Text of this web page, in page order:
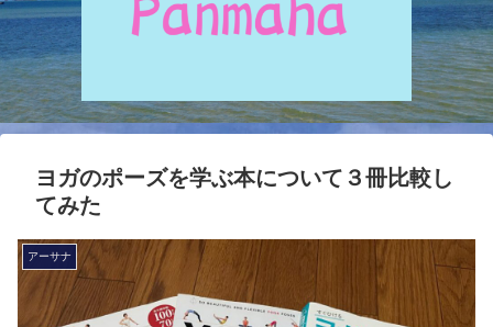
ヨガのポーズを学ぶ本について３冊比較し
てみた
アーサナ